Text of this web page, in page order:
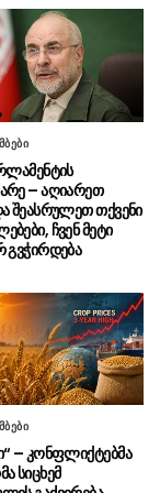
– აღიარეთ
შეასრულეთ თქვენი
ჩვენ მეტი
გვჭირდება
– კონფლიქტებმა
სიცხემ